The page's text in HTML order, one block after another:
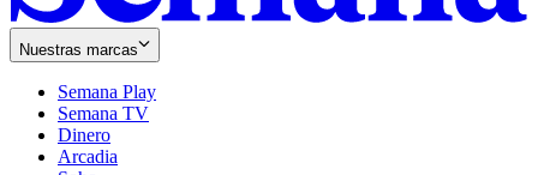
Nuestras marcas
Semana Play
Semana TV
Dinero
Arcadia